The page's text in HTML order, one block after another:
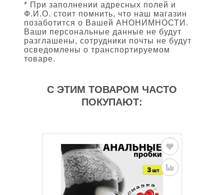
* При заполнении адресных полей и
Ф.И.О. стоит помнить, что наш магазин
позаботится о Вашей АНОНИМНОСТИ.
Ваши персональные данные не будут
разглашены, сотрудники почты не будут
осведомлены о транспортируемом
товаре.
С ЭТИМ ТОВАРОМ ЧАСТО
ПОКУПАЮТ: